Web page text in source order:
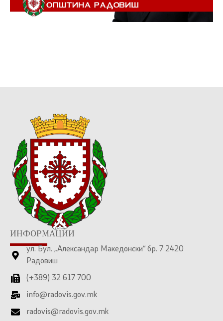
ИНФОРМАЦИИ
ул. Бул. „Александар Македонски“ бр. 7 2420
Радовиш
(+389) 32 617 700
info@radovis.gov.mk
radovis@radovis.gov.mk